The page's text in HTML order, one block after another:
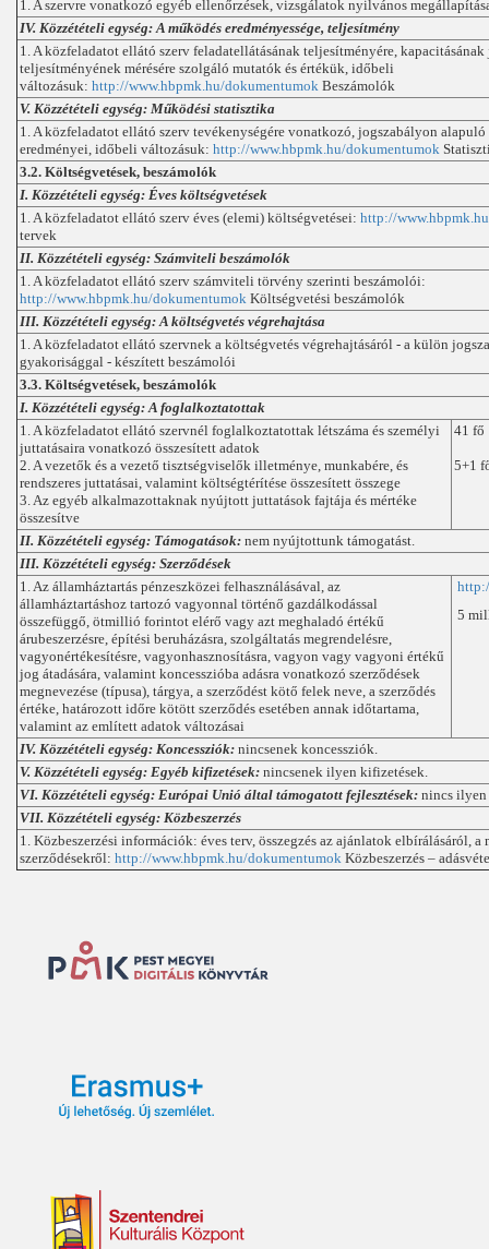
1. A szervre vonatkozó egyéb ellenőrzések, vizsgálatok nyilvános
IV. Közzétételi egység: A működés eredményessége, teljesítmény
1. A közfeladatot ellátó szerv feladatellátásának teljesítményére, kapacitásának
teljesítményének mérésére szolgáló mutatók és értékük, időbeli
változásuk: http://www.hbpmk.hu/dokumentumok Beszámolók
V. Közzétételi egység: Működési statisztika
1. A közfeladatot ellátó szerv tevékenységére vonatkozó, jogszabályon
eredményei, időbeli változásuk: http://www.hbpmk.hu/dokumentumok
3.2. Költségvetések, beszámolók
I. Közzétételi egység: Éves költségvetések
1. A közfeladatot ellátó szerv éves (elemi) költségvetései: http://
tervek
II. Közzétételi egység: Számviteli beszámolók
1. A közfeladatot ellátó szerv számviteli törvény szerinti beszámolói:
http://www.hbpmk.hu/dokumentumok Költségvetési beszámolók
III. Közzétételi egység: A költségvetés végrehajtása
1. A közfeladatot ellátó szervnek a költségvetés végrehajtásáról - a külön
gyakorisággal - készített beszámolói
3.3. Költségvetések, beszámolók
I. Közzétételi egység: A foglalkoztatottak
1. A közfeladatot ellátó szervnél foglalkoztatottak létszáma és személyi
juttatásaira vonatkozó összesített adatok
2. A vezetők és a vezető tisztségviselők illetménye, munkabére, és
rendszeres juttatásai, valamint költségtérítése összesített összege
3. Az egyéb alkalmazottaknak nyújtott juttatások fajtája és mértéke
összesítve
41 fő
5+1
II. Közzétételi egység: Támogatások: nem nyújtottunk támogatást.
III. Közzétételi egység: Szerződések
1. Az államháztartás pénzeszközei felhasználásával, az
államháztartáshoz tartozó vagyonnal történő gazdálkodással
összefüggő, ötmillió forintot elérő vagy azt meghaladó értékű
árubeszerzésre, építési beruházásra, szolgáltatás megrendelésre,
vagyonértékesítésre, vagyonhasznosításra, vagyon vagy vagyoni értékű
jog átadására, valamint koncesszióba adásra vonatkozó szerződések
megnevezése (típusa), tárgya, a szerződést kötő felek neve, a szerződés
értéke, határozott időre kötött szerződés esetében annak időtartama,
valamint az említett adatok változásai
5
IV. Közzétételi egység: Koncessziók: nincsenek koncessziók.
V. Közzétételi egység: Egyéb kifizetések: nincsenek ilyen kifizetések.
VI. Közzétételi egység: Európai Unió által támogatott fejlesztések: nincs ilyen
VII. Közzétételi egység: Közbeszerzés
1. Közbeszerzési információk: éves terv, összegzés az ajánlatok elbírálásáról, a
szerződésekről: http://www.hbpmk.hu/dokumentumok Közbeszerzés –